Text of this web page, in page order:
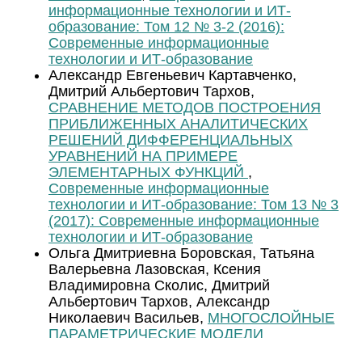
информационные технологии и ИТ-
образование: Том 12 № 3-2 (2016):
Современные информационные
технологии и ИТ-образование
Александр Евгеньевич Картавченко,
Дмитрий Альбертович Тархов,
СРАВНЕНИЕ МЕТОДОВ ПОСТРОЕНИЯ
ПРИБЛИЖЕННЫХ АНАЛИТИЧЕСКИХ
РЕШЕНИЙ ДИФФЕРЕНЦИАЛЬНЫХ
УРАВНЕНИЙ НА ПРИМЕРЕ
ЭЛЕМЕНТАРНЫХ ФУНКЦИЙ ,
Современные информационные
технологии и ИТ-образование: Том 13 № 3
(2017): Современные информационные
технологии и ИТ-образование
Ольга Дмитриевна Боровская, Татьяна
Валерьевна Лазовская, Ксения
Владимировна Сколис, Дмитрий
Альбертович Тархов, Александр
Николаевич Васильев, МНОГОСЛОЙНЫЕ
ПАРАМЕТРИЧЕСКИЕ МОДЕЛИ